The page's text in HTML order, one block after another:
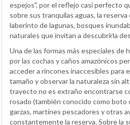
espejos", por el reflejo casi perfecto
sobre sus tranquilas aguas, la
laberinto de lagunas, bosques
naturales que invitan a descubrirla
Una de las formas más especiales de
por las cochas y caños amazónicos
acceder a rincones inaccesibles para
tamaño y observar la naturaleza sin
trayecto no es extraño encontrarse
rosado (también conocido como boto
garzas, martines pescadores y otras
constantemente la reserva. Sobre la